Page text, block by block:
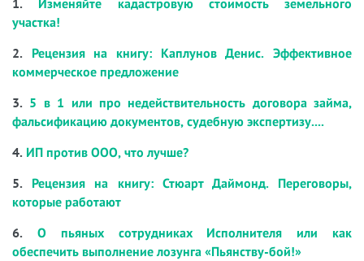
1. Изменяйте кадастровую стоимость земельного
участка!
2. Рецензия на книгу: Каплунов Денис. Эффективное
коммерческое предложение
3. 5 в 1 или про недействительность договора займа,
фальсификацию документов, судебную экспертизу....
4. ИП против ООО, что лучше?
5. Рецензия на книгу: Стюарт Даймонд. Переговоры,
которые работают
6. О пьяных сотрудниках Исполнителя или как
обеспечить выполнение лозунга «Пьянству-бой!»